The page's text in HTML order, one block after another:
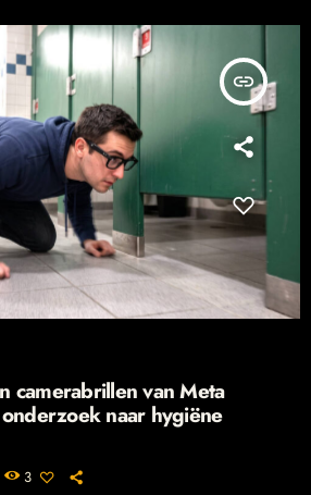
insert_link
camerabrillen van Meta
naar hygiëne
3